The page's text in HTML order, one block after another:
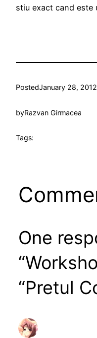
stiu exact cand este
PostedJanuary 28, 2012
byRazvan Girmacea
Tags:
One
“Pretul